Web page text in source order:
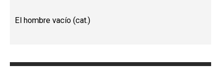
El hombre vacío (cat.)